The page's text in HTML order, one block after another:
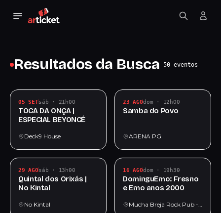
Resultados da Busca 50 eventos
05 SETsáb · 21h00
TOCA DA ONÇA |
ESPECIAL BEYONCÉ
Deck9 House
23 AGOdom · 12h00
Samba do Povo
ARENA PG
29 AGOsáb · 13h00
Quintal dos Orixás |
No Kintal
No Kintal
16 AGOdom · 19h30
DominguEmo: Fresno
e Emo anos 2000
Mucha Breja Rock Pub - Cervejas Artesanais